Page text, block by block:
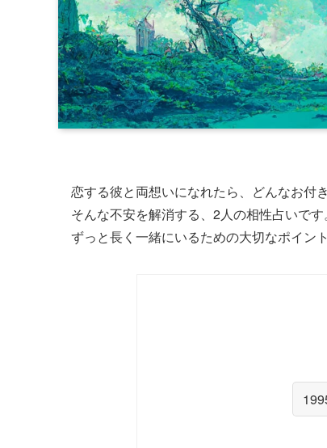
恋する彼と両想いになれたら、どんなお付
そんな不安を解消する、2人の相性占いです。
ずっと長く一緒にいるための大切なポイン